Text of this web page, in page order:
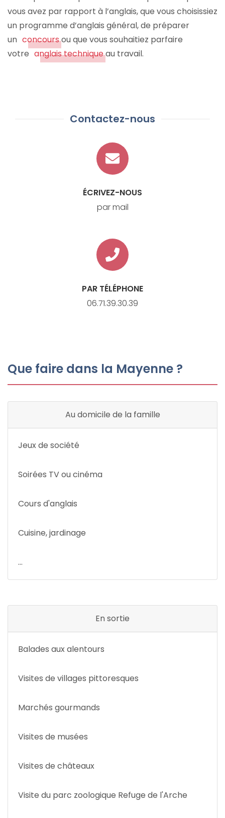
vous avez par rapport à l’anglais, que vous choisissiez
un programme d’anglais général, de préparer
un concoursou que vous souhaitiez parfaire
votre anglais techniqueau travail.
Contactez-nous
ÉCRIVEZ-NOUS
par mail
PAR TÉLÉPHONE
06.71.39.30.39
Que faire dans la Mayenne ?
Au domicile de la famille
Jeux de société
Soirées TV ou cinéma
Cours d'anglais
Cuisine, jardinage
...
En sortie
Balades aux alentours
Visites de villages pittoresques
Marchés gourmands
Visites de musées
Visites de châteaux
Visite du parc zoologique Refuge de l'Arche